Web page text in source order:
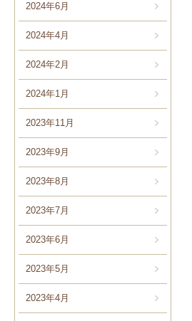
2024年6月
2024年4月
2024年2月
2024年1月
2023年11月
2023年9月
2023年8月
2023年7月
2023年6月
2023年5月
2023年4月